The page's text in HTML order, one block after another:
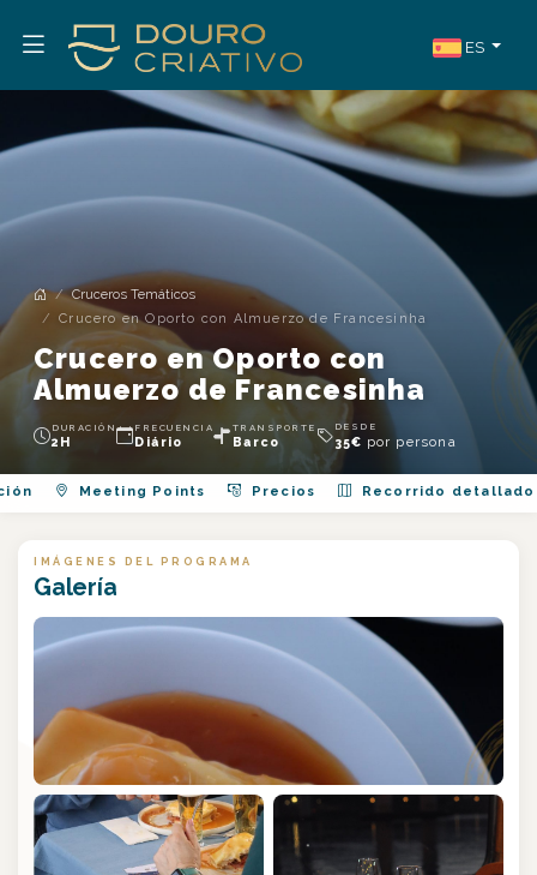
ES
Cruceros Temáticos
Crucero en Oporto con Almuerzo de Francesinha
Crucero en Oporto con
Almuerzo de Francesinha
DURACIÓN
2H
FRECUENCIA
Diário
TRANSPORTE
Barco
DESDE
35€ por persona
Meeting Points Precios Recorrido detallado
IMÁGENES DEL PROGRAMA
Galería